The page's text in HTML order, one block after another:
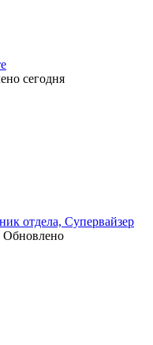
сегодня
отдела, Супервайзер
Обновлено